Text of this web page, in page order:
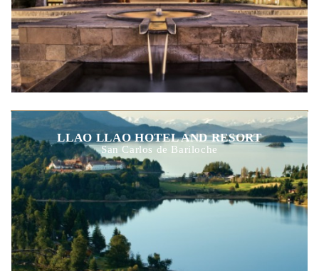
LLAO LLAO HOTEL AND RESORT
San Carlos de Bariloche